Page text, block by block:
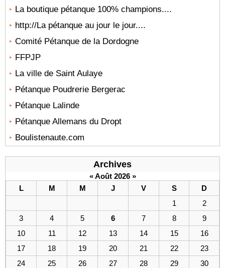
La boutique pétanque 100% champions....
http://La pétanque au jour le jour....
Comité Pétanque de la Dordogne
FFPJP
La ville de Saint Aulaye
Pétanque Poudrerie Bergerac
Pétanque Lalinde
Pétanque Allemans du Dropt
Boulistenaute.com
Archives
« Août 2026 »
L
M M J V S
D
1
2
3
4 5 6 7 8
9
10
11 12 13 14 15
16
17
18 19 20 21 22
23
24
25 26 27 28 29
30